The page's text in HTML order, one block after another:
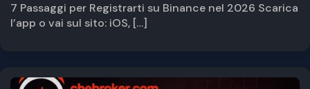
7 Passaggi per Registrarti su Binance nel 2026 Scarica
l’app o vai sul sito: iOS, […]